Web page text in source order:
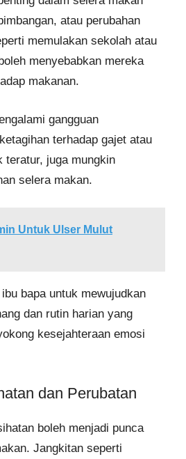
atau perubahan
memulakan sekolah atau
menyebabkan mereka
makanan.
gangguan
terhadap gajet atau
teratur, juga mungkin
selera makan.
Untuk Ulser Mulut
bapa untuk mewujudkan
dan rutin harian yang
kesejahteraan emosi
dan Perubatan
boleh menjadi punca
Jangkitan seperti